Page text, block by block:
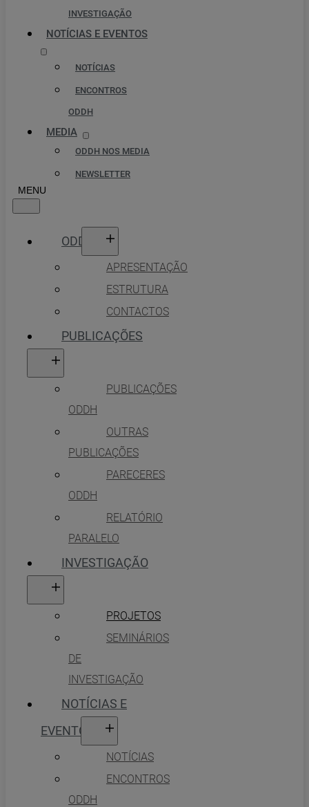
INVESTIGAÇÃO
NOTÍCIAS E EVENTOS
NOTÍCIAS
ENCONTROS
ODDH
MEDIA
ODDH NOS MEDIA
NEWSLETTER
ODDH
APRESENTAÇÃO
ESTRUTURA
CONTACTOS
PUBLICAÇÕES
PUBLICAÇÕES
ODDH
OUTRAS
PUBLICAÇÕES
PARECERES
ODDH
RELATÓRIO
PARALELO
INVESTIGAÇÃO
PROJETOS
SEMINÁRIOS
DE
INVESTIGAÇÃO
NOTÍCIAS E
EVENTOS
NOTÍCIAS
ENCONTROS
ODDH